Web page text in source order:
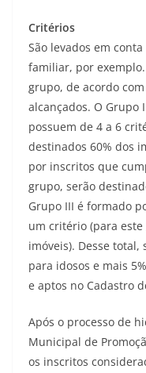
Critérios
São levados em
familiar, por
grupo, de acordo
alcançados. O Grupo
possuem de 4 a 6
destinados 60% dos
por inscritos que
grupo, serão
Grupo III é formado
um critério (para
imóveis). Desse total,
para idosos e mais
e aptos no Cadastro
Após o processo de
Municipal de
os inscritos